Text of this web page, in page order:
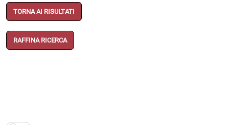
TORNA AI RISULTATI
RAFFINA RICERCA